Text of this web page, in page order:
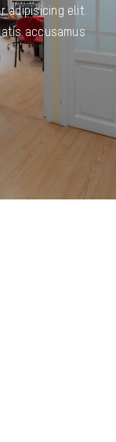
adipisicing elit.
accusamus